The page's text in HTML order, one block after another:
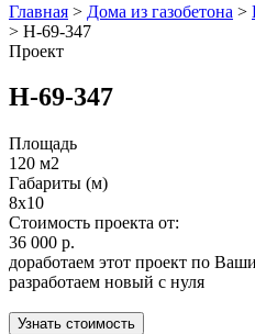
Главная > Дома из газобетона >
> Н-69-347
Проект
Н-69-347
Площадь
120 м2
Габариты (м)
8x10
Стоимость проекта от:
36 000 р.
доработаем этот проект по
разработаем новый с нуля
Узнать стоимость